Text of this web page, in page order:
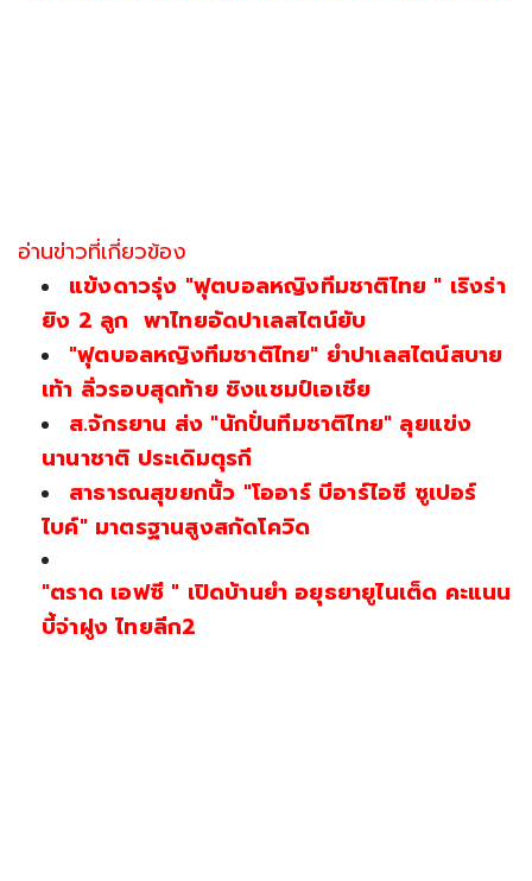
อ่านข่าวที่เกี่ยวข้อง
แข้งดาวรุ่ง "ฟุตบอลหญิงทีมชาติไทย " เริงร่า
ยิง 2 ลูก พาไทยอัดปาเลสไตน์ยับ
"ฟุตบอลหญิงทีมชาติไทย" ยำปาเลสไตน์สบาย
เท้า ลิ่วรอบสุดท้าย ชิงแชมป์เอเชีย
ส.จักรยาน ส่ง "นักปั่นทีมชาติไทย" ลุยแข่ง
นานาชาติ ประเดิมตุรกี
สาธารณสุขยกนิ้ว "โออาร์ บีอาร์ไอซี ซูเปอร์
ไบค์" มาตรฐานสูงสกัดโควิด
"ตราด เอฟซี " เปิดบ้านยำ อยุธยายูไนเต็ด คะแนน
บี้จ่าฝูง ไทยลีก2